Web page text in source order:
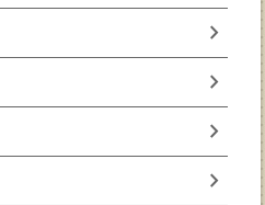
chevron_right
chevron_right
chevron_right
chevron_right